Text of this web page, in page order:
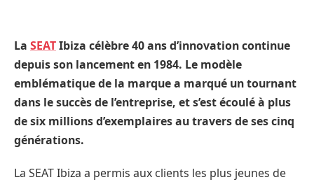
La SEATIbiza célèbre 40 ans d’innovation continue
depuis son lancement en 1984. Le modèle
emblématique de la marque a marqué un tournant
dans le succès de l’entreprise, et s’est écoulé à plus
de six millions d’exemplaires au travers de ses cinq
générations.
La SEAT Ibiza a permis aux clients les plus jeunes de